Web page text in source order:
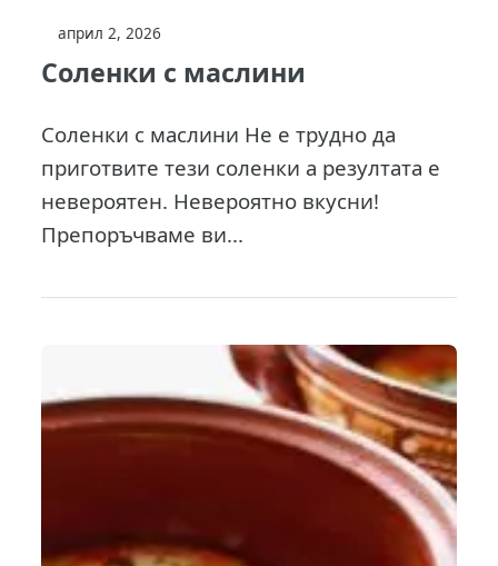
април 2, 2026
Соленки с маслини
Соленки с маслини Не е трудно да
приготвите тези соленки а резултата е
невероятен. Невероятно вкусни!
Препоръчваме ви...